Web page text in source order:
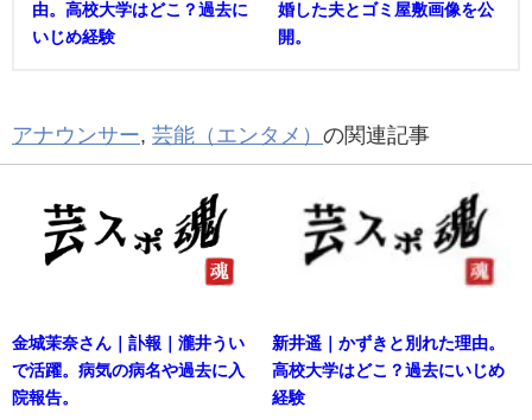
由。高校大学はどこ？過去に
いじめ経験
婚した夫とゴミ屋敷画像を公
開。
アナウンサー, 芸能（エンタメ） の関連記事
金城茉奈さん｜訃報｜瀧井うい
で活躍。病気の病名や過去に入
院報告。
新井遥｜かずきと別れた理由。
高校大学はどこ？過去にいじめ
経験